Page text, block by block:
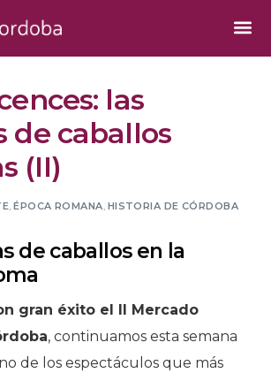
las
de caballos
(II)
,ÉPOCA ROMANA HISTORIA DE CÓRDOBA
de caballos en la
gran éxito el II Mercado
, continuamos esta semana
de los espectáculos que más